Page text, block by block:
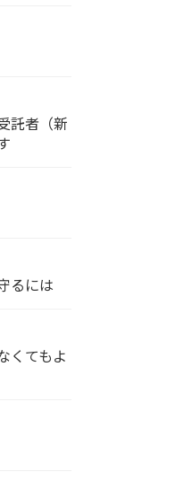
託者（新
るには
くてもよ